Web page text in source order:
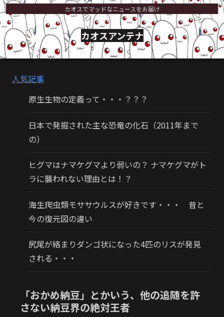
カオスでマッドなニュースをお届け
カオスアンテナ
人気記事
原生生物の定義って・・・？？？
日本で発掘された主な恐竜の化石（2011年まで
の）
ヒグマはナマケグマより弱いの？ ナマケグマがト
ラに襲われない理由とは！？
海生爬虫類モササウルスが好きです・・・ 昔と
今の復元図の違い
尻尾が絡まりダンゴ状になった4匹のリスが発見
される・・・
「おかめ納豆」とかいう、他の追随を許
さない納豆界の絶対王者